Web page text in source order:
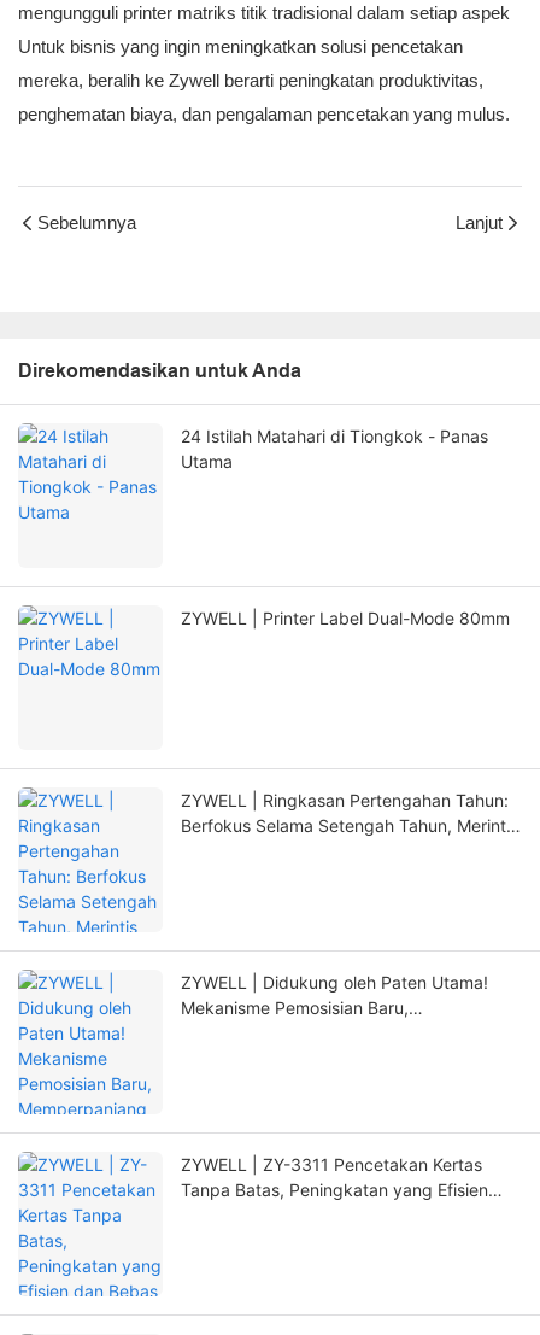
mengungguli printer matriks titik tradisional dalam setiap aspek
Untuk bisnis yang ingin meningkatkan solusi pencetakan
mereka, beralih ke Zywell berarti peningkatan produktivitas,
penghematan biaya, dan pengalaman pencetakan yang mulus.
Sebelumnya Lanjut
Direkomendasikan untuk Anda
24 Istilah Matahari di Tiongkok - Panas
Utama
ZYWELL | Printer Label Dual-Mode 80mm
ZYWELL | Ringkasan Pertengahan Tahun:
Berfokus Selama Setengah Tahun, Merintis
ZYWELL | Didukung oleh Paten Utama!
Mekanisme Pemosisian Baru,
ZYWELL | ZY-3311 Pencetakan Kertas
Tanpa Batas, Peningkatan yang Efisien